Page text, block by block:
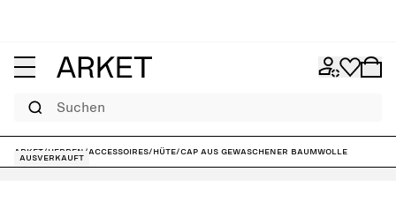
Suchen
ARKET/Herren /Accessoires/Hüte/Cap aus gewaschener Baumwolle
Ausverkauft